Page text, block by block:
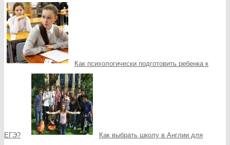
Как психологически подготовить ребенка к
ЕГЭ?
Как выбрать школу в Англии для